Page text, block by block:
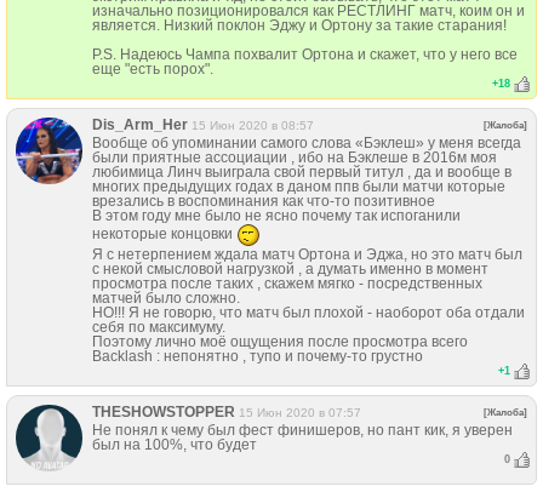
изначально позиционировался как РЕСТЛИНГ матч, коим он и
является. Низкий поклон Эджу и Ортону за такие старания!
P.S. Надеюсь Чампа похвалит Ортона и скажет, что у него все
еще "есть порох".
+18
Dis_Arm_Her 15 Июн 2020 в 08:57 [Жалоба]
Вообще об упоминании самого слова «Бэклеш» у меня всегда
были приятные ассоциации , ибо на Бэклеше в 2016м моя
любимица Линч выиграла свой первый титул , да и вообще в
многих предыдущих годах в даном ппв были матчи которые
врезались в воспоминания как что-то позитивное
В этом году мне было не ясно почему так испоганили
некоторые концовки
Я с нетерпением ждала матч Ортона и Эджа, но это матч был
с некой смысловой нагрузкой , а думать именно в момент
просмотра после таких , скажем мягко - посредственных
матчей было сложно.
НО!!! Я не говорю, что матч был плохой - наоборот оба отдали
себя по максимуму.
Поэтому лично моё ощущения после просмотра всего
Backlash : непонятно , тупо и почему-то грустно
+1
THESHOWSTOPPER 15 Июн 2020 в 07:57 [Жалоба]
Не понял к чему был фест финишеров, но пант кик, я уверен
был на 100%, что будет
0